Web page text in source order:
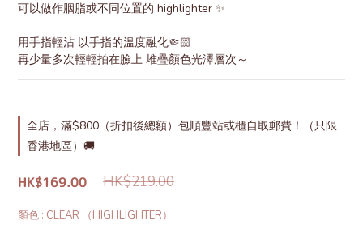
可以做作胭脂或不同位置的 highlighter ✨
用手指輕沾 以手指的溫度融化🤏🏻
再少量多次輕輕拍在臉上 堆疊顏色光澤層次～
全店，滿$800（折扣後總額）包順豐站或櫃自取郵費！（只限
香港地區）🚚
HK$169.00 HK$219.00
顏色 : CLEAR （HIGHLIGHTER）